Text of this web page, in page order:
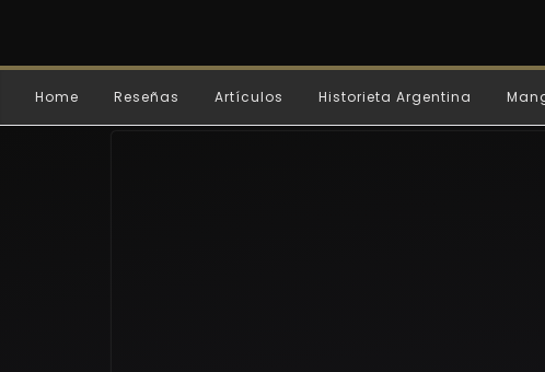
Home Reseñas Artículos Historieta Argentina